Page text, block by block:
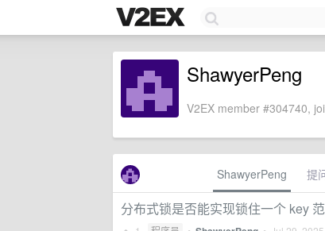
ShawyerPeng
V2EX member #304740,
ShawyerPeng 提
分布式锁是否能实现锁住一个 key